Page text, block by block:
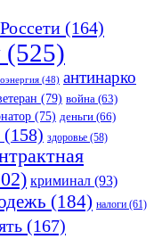
Россети (164)
(525)
(48) антинарко
(79) война (63)
(75) деньги (66)
(158) здоровье (58)
криминал (93)
(184) налоги (61)
(167)